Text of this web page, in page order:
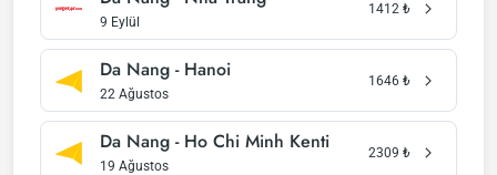
9 Eylül
1412 ₺
Da Nang - Hanoi
22 Ağustos
1646 ₺
Da Nang - Ho Chi Minh Kenti
19 Ağustos
2309 ₺